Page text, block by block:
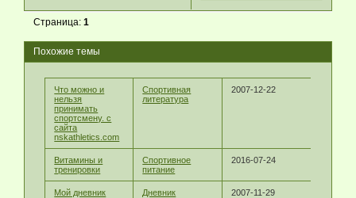
Страница:1
Похожие темы
Что можно и
нельзя
принимать
спортсмену. с
сайта
nskathletics.com
Спортивная
литература
2007-12-22
Витамины и
тренировки
Спортивное
питание
2016-07-24
Мой дневник Дневник 2007-11-29